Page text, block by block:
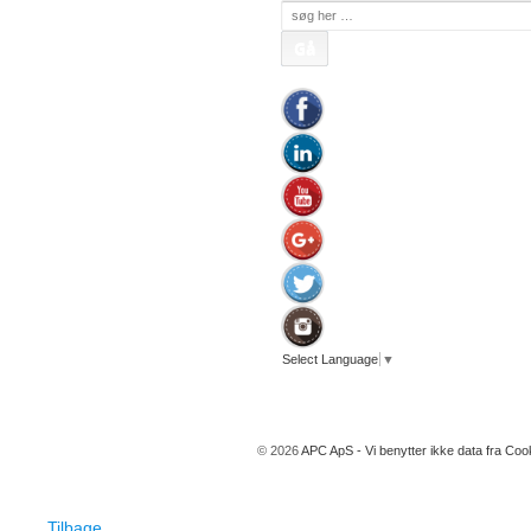
Select Language ▼
© 2026APC ApS - Vi benytter ikke data fra